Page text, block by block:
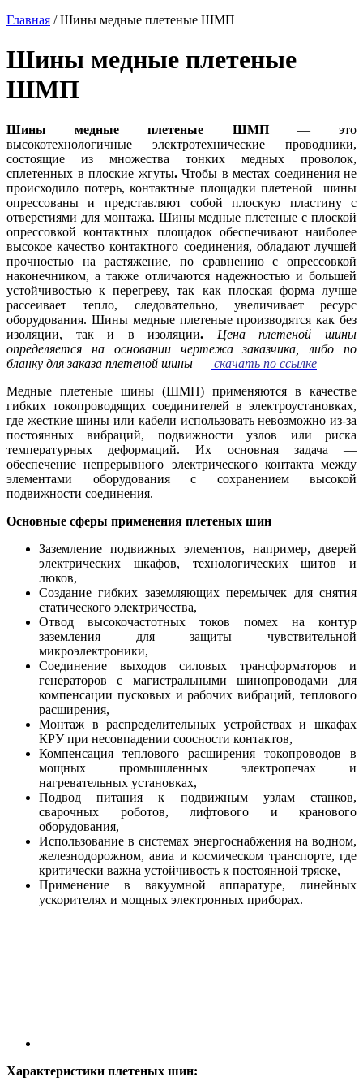
Главная / Шины медные плетеные ШМП
Шины медные плетеные
ШМП
Шины медные плетеные ШМП — это
высокотехнологичные электротехнические проводники,
состоящие из множества тонких медных проволок,
сплетенных в плоские жгуты. Чтобы в местах соединения не
происходило потерь, контактные площадки плетеной шины
опрессованы и представляют собой плоскую пластину с
отверстиями для монтажа. Шины медные плетеные с плоской
опрессовкой контактных площадок обеспечивают наиболее
высокое качество контактного соединения, обладают лучшей
прочностью на растяжение, по сравнению с опрессовкой
наконечником, а также отличаются надежностью и большей
устойчивостью к перегреву, так как плоская форма лучше
рассеивает тепло, следовательно, увеличивает ресурс
оборудования. Шины медные плетеные производятся как без
изоляции, так и в изоляции.
Цена плетеной шины
определяется на основании чертежа заказчика, либо по
бланку для заказа плетеной шины —скачать по ссылке
Медные плетеные шины (ШМП) применяются в качестве
гибких токопроводящих соединителей в электроустановках,
где жесткие шины или кабели использовать невозможно из-за
постоянных вибраций, подвижности узлов или риска
температурных деформаций. Их основная задача —
обеспечение непрерывного электрического контакта между
элементами оборудования с сохранением высокой
подвижности соединения.
Основные сферы применения плетеных шин
Заземление подвижных элементов, например, дверей
электрических шкафов, технологических щитов и
люков,
Создание гибких заземляющих перемычек для снятия
статического электричества,
Отвод высокочастотных токов помех на контур
заземления для защиты чувствительной
микроэлектроники,
Соединение выходов силовых трансформаторов и
генераторов с магистральными шинопроводами для
компенсации пусковых и рабочих вибраций, теплового
расширения,
Монтаж в распределительных устройствах и шкафах
КРУ при несовпадении соосности контактов,
Компенсация теплового расширения токопроводов в
мощных промышленных электропечах и
нагревательных установках,
Подвод питания к подвижным узлам станков,
сварочных роботов, лифтового и кранового
оборудования,
Использование в системах энергоснабжения на водном,
железнодорожном, авиа и космическом транспорте, где
критически важна устойчивость к постоянной тряске,
Применение в вакуумной аппаратуре, линейных
ускорителях и мощных электронных приборах.
Характеристики плетеных шин: